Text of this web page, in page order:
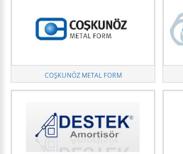
COŞKUNÖZ METAL FORM